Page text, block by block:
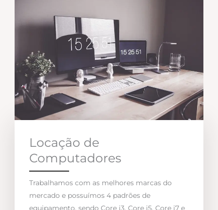
Locação de
Computadores
Trabalhamos com as melhores marcas do
mercado e possuímos 4 padrões de
equipamento, sendo Core i3, Core i5, Core i7 e